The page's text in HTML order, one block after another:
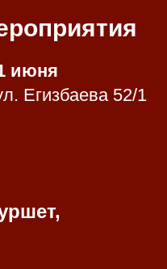
июня
Егизбаева 52/1